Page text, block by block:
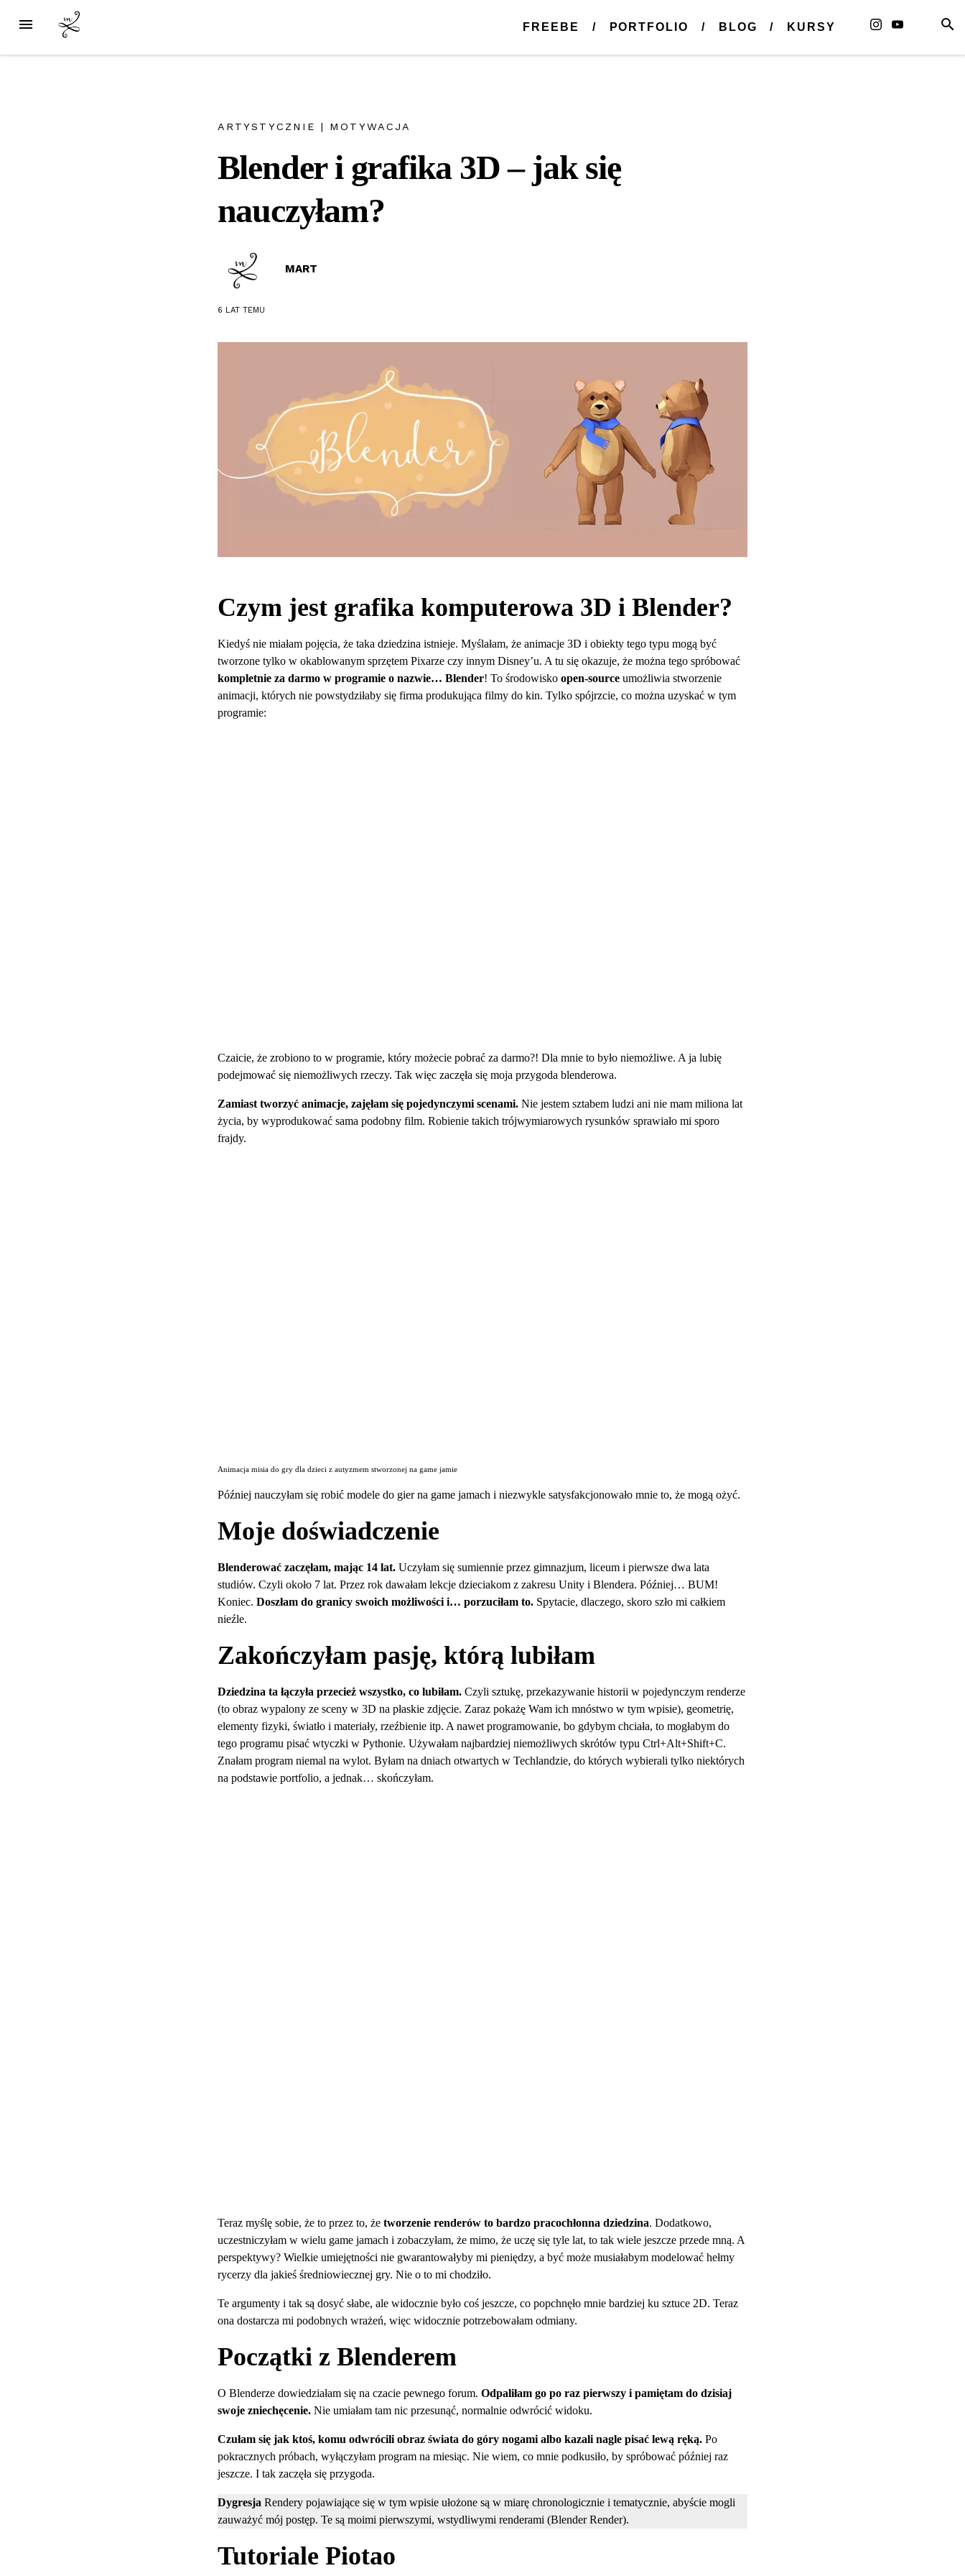
FREEBE PORTFOLIO BLOG KURSY
ARTYSTYCZNIE | MOTYWACJA
Blender i grafika 3D – jak się
nauczyłam?
MART
6 LATTEMU
Czym jest grafika komputerowa 3D i Blender?
Kiedyś nie miałam pojęcia, że taka dziedzina istnieje. Myślałam, że animacje 3D i obiekty tego typu mogą być
tworzone tylko w okablowanym sprzętem Pixarze czy innym Disney’u. A tu się okazuje, że można tego spróbować
kompletnie za darmo w programie o nazwie… Blender! To środowisko open-sourceumożliwia stworzenie
animacji, których nie powstydziłaby się firma produkująca filmy do kin. Tylko spójrzcie, co można uzyskać w tym
programie:
Czaicie, że zrobiono to w programie, który możecie pobrać za darmo?! Dla mnie to było niemożliwe. A ja lubię
podejmować się niemożliwych rzeczy. Tak więc zaczęła się moja przygoda blenderowa.
Zamiast tworzyć animacje, zajęłam się pojedynczymi scenami.Nie jestem sztabem ludzi ani nie mam miliona lat
życia, by wyprodukować sama podobny film. Robienie takich trójwymiarowych rysunków sprawiało mi sporo
frajdy.
Animacja misia do gry dla dzieci z autyzmem stworzonej na game jamie
Później nauczyłam się robić modele do gier na game jamach i niezwykle satysfakcjonowało mnie to, że mogą ożyć.
Moje doświadczenie
Blenderować zaczęłam, mając 14 lat. Uczyłam się sumiennie przez gimnazjum, liceum i pierwsze dwa lata
studiów. Czyli około 7 lat. Przez rok dawałam lekcje dzieciakom z zakresu Unity i Blendera. Później… BUM!
Koniec. Doszłam do granicy swoich możliwości i… porzuciłam to. Spytacie, dlaczego, skoro szło mi całkiem
nieźle.
Zakończyłam pasję, którą lubiłam
Dziedzina ta łączyła przecież wszystko, co lubiłam.Czyli sztukę, przekazywanie historii w pojedynczym renderze
(to obraz wypalony ze sceny w 3D na płaskie zdjęcie. Zaraz pokażę Wam ich mnóstwo w tym wpisie), geometrię,
elementy fizyki, światło i materiały, rzeźbienie itp. A nawet programowanie, bo gdybym chciała, to mogłabym do
tego programu pisać wtyczki w Pythonie. Używałam najbardziej niemożliwych skrótów typu Ctrl+Alt+Shift+C.
Znałam program niemal na wylot. Byłam na dniach otwartych w Techlandzie, do których wybierali tylko niektórych
na podstawie portfolio, a jednak… skończyłam.
Teraz myślę sobie, że to przez to, że tworzenie renderów to bardzo pracochłonna dziedzina. Dodatkowo,
uczestniczyłam w wielu game jamach i zobaczyłam, że mimo, że uczę się tyle lat, to tak wiele jeszcze przede mną. A
perspektywy? Wielkie umiejętności nie gwarantowałyby mi pieniędzy, a być może musiałabym modelować hełmy
rycerzy dla jakieś średniowiecznej gry. Nie o to mi chodziło.
Te argumenty i tak są dosyć słabe, ale widocznie było coś jeszcze, co popchnęło mnie bardziej ku sztuce 2D. Teraz
ona dostarcza mi podobnych wrażeń, więc widocznie potrzebowałam odmiany.
Początki z Blenderem
O Blenderze dowiedziałam się na czacie pewnego forum. Odpaliłam go po raz pierwszy i pamiętam do dzisiaj
swoje zniechęcenie. Nie umiałam tam nic przesunąć, normalnie odwrócić widoku.
Czułam się jak ktoś, komu odwrócili obraz świata do góry nogami albo kazali nagle pisać lewą ręką. Po
pokracznych próbach, wyłączyłam program na miesiąc. Nie wiem, co mnie podkusiło, by spróbować później raz
jeszcze. I tak zaczęła się przygoda.
Dygresja Rendery pojawiające się w tym wpisie ułożone są w miarę chronologicznie i tematycznie, abyście mogli
zauważyć mój postęp. Te są moimi pierwszymi, wstydliwymi renderami (Blender Render).
Tutoriale Piotao